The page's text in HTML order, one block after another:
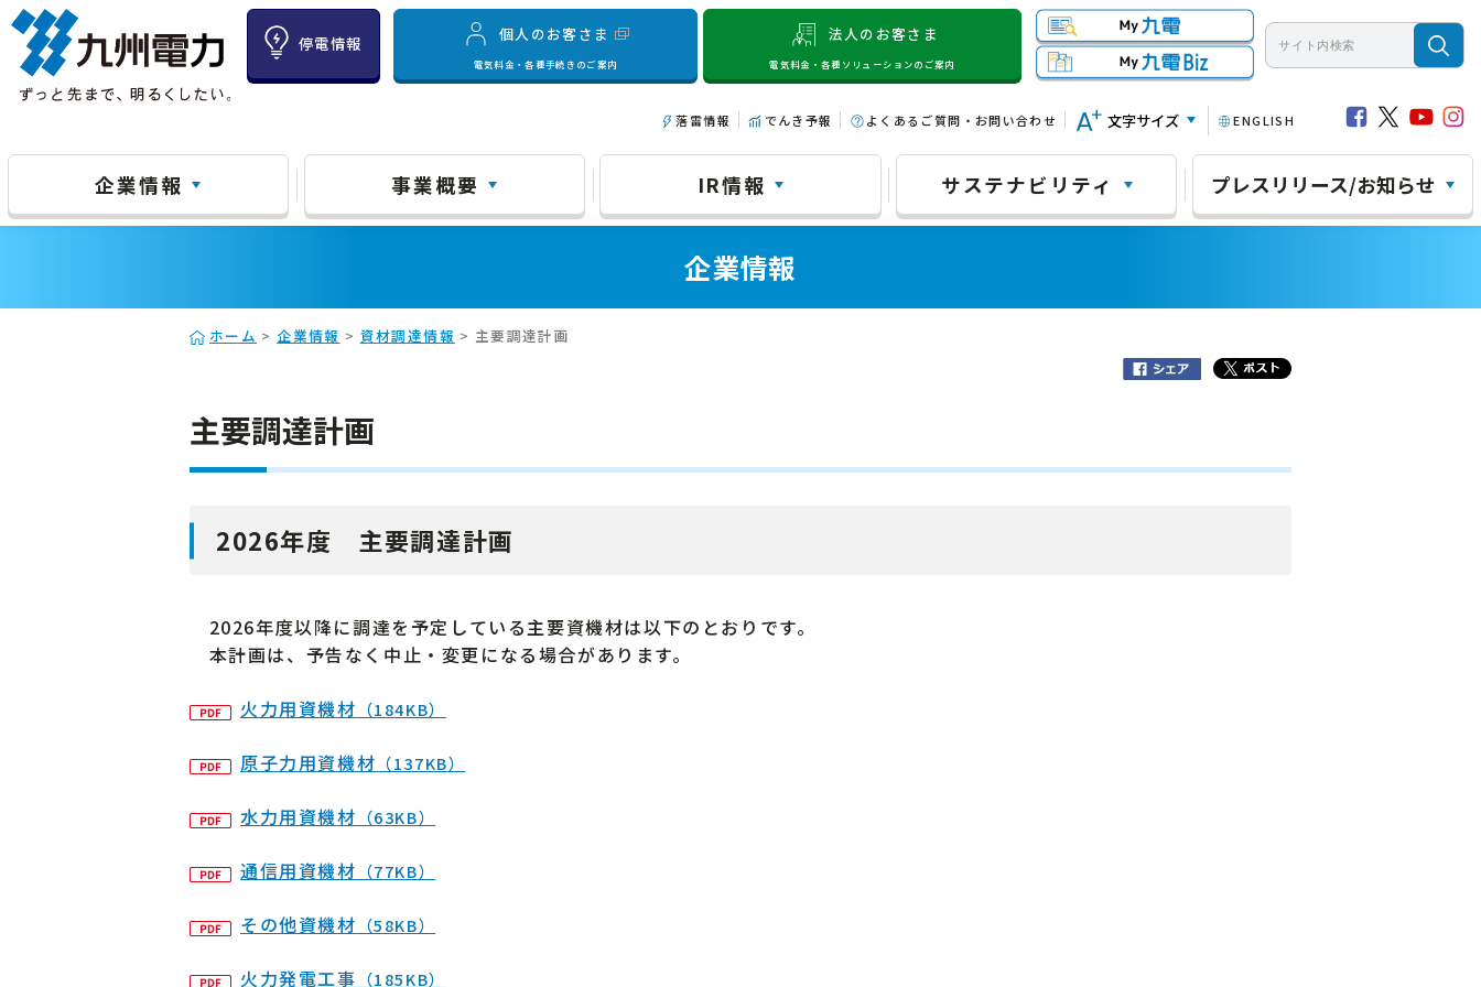
停電情報
個人のお客さま
電気料金・各種手続きのご案内
法人のお客さま
電気料金・各種ソリューションのご案内
落雷情報 でんき予報 よくあるご質問・お問い合わせ 文字サイズ ENGLISH
企業情報 事業概要 IR情報 サステナビリティ プレスリリース/お知らせ
企業情報
ホーム > 企業情報 > 資材調達情報 > 主要調達計画
主要調達計画
2026年度 主要調達計画
2026年度以降に調達を予定している主要資機材は以下のとおりです。
本計画は、予告なく中止・変更になる場合があります。
火力用資機材 （184KB）
原子力用資機材 （137KB）
水力用資機材 （63KB）
通信用資機材 （77KB）
その他資機材 （58KB）
火力発電工事 （185KB）